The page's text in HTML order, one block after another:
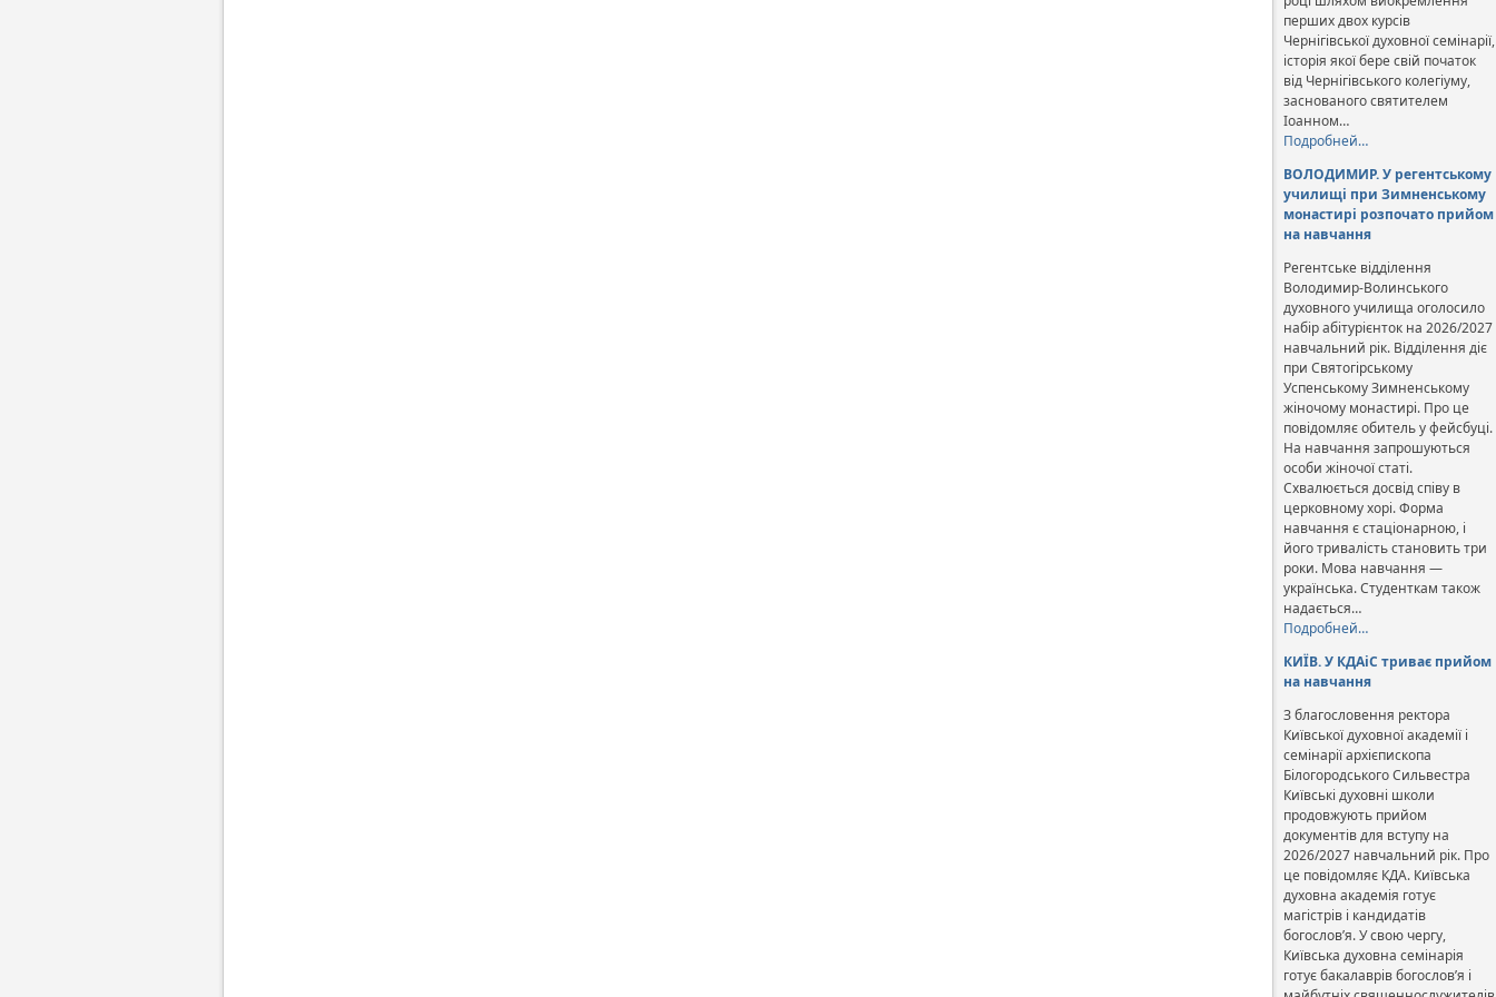
перших двох курсів
Чернігівської духовної семінарії,
історія якої бере свій початок
від Чернігівського колегіуму,
заснованого святителем
Іоанном…
Подробней…
ВОЛОДИМИР. У регентському
училищі при Зимненському
монастирі розпочато прийом
на навчання
Регентське відділення
Володимир-Волинського
духовного училища оголосило
набір абітурієнток на 2026/2027
навчальний рік. Відділення діє
при Святогірському
Успенському Зимненському
жіночому монастирі. Про це
повідомляє обитель у фейсбуці.
На навчання запрошуються
особи жіночої статі.
Схвалюється досвід співу в
церковному хорі. Форма
навчання є стаціонарною, і
його тривалість становить три
роки. Мова навчання —
українська. Студенткам також
надається…
Подробней…
КИЇВ. У КДАіС триває прийом
на навчання
З благословення ректора
Київської духовної академії і
семінарії архієпископа
Білогородського Сильвестра
Київські духовні школи
продовжують прийом
документів для вступу на
2026/2027 навчальний рік. Про
це повідомляє КДА. Київська
духовна академія готує
магістрів і кандидатів
богослов’я. У свою чергу,
Київська духовна семінарія
готує бакалаврів богослов’я і